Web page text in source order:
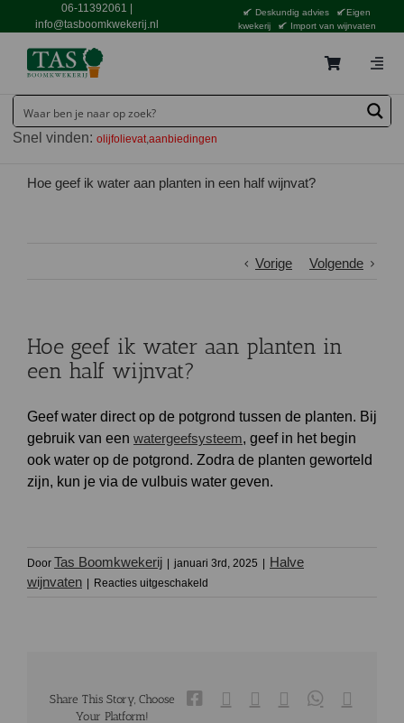
06-11392061
info@tasboomkwekerij.nl
Deskundig advies
Eigen
kwekerij
Import van wijnvaten
Contact en bestellen
Catalogus
Tuinthema’s
Snel vinden:olijfolievat aanbiedingen
Hoe geef ik water aan planten in een half wijnvat?
Vorige Volgende
Hoe geef ik water aan planten in
een half wijnvat?
Geef water direct op de potgrond tussen de planten. Bij
gebruik van een watergeefsysteem, geef in het begin
ook water op de potgrond. Zodra de planten geworteld
zijn, kun je via de vulbuis water geven.
Door Tas Boomkwekerij januari 3rd, 2025
Halve
wijnvaten
Reacties uitgeschakeld
een
Share This Story, Choose
Your Platform!
Facebook Reddit LinkedInWhatsApp